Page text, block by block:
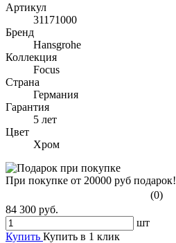
Артикул
31171000
Бренд
Hansgrohe
Коллекция
Focus
Страна
Германия
Гарантия
5 лет
Цвет
Хром
При покупке от 20000 руб подарок!
(0)
84 300 руб.
шт
Купить Купить в 1 клик